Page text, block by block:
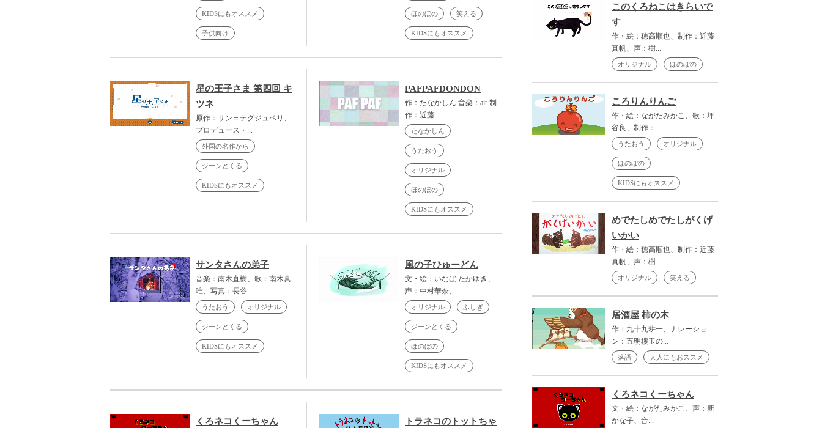
KIDSにもオススメ
子供向け
ほのぼの 笑える
KIDSにもオススメ
星の王子さま 第四回 キ
ツネ
原作：サン＝テグジュペリ、
プロデュース・...
外国の名作から
ジーンとくる
KIDSにもオススメ
PAFPAFDONDON
作：たなかしん 音楽：air 制
作：近藤...
たなかしん
うたおう
オリジナル
ほのぼの
KIDSにもオススメ
サンタさんの弟子
音楽：南木直樹、歌：南木真
唯、写真：長谷...
うたおう オリジナル
ジーンとくる
KIDSにもオススメ
風の子ひゅーどん
文・絵：いなば たかゆき、
声：中村華奈、...
オリジナル ふしぎ
ジーンとくる
ほのぼの
KIDSにもオススメ
くろネコくーちゃん
トラネコのトットちゃ
このくろねこはきらいで
す
作・絵：穂高順也、制作：近藤
真帆、声：樹...
オリジナル ほのぼの
ころりんりんご
作・絵：ながたみかこ、歌：坪
谷良、制作：...
うたおう オリジナル
ほのぼの
KIDSにもオススメ
めでたしめでたしがくげ
いかい
作・絵：穂高順也、制作：近藤
真帆、声：樹...
オリジナル 笑える
居酒屋 柿の木
作：九十九耕一、ナレーショ
ン：五明樓玉の...
落語 大人にもおススメ
くろネコくーちゃん
文・絵：ながたみかこ、声：新
かな子、音...